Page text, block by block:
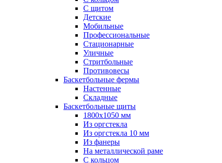
С щитом
Детские
Мобильные
Профессиональные
Стационарные
Уличные
Стритбольные
Противовесы
Баскетбольные фермы
Настенные
Складные
Баскетбольные щиты
1800х1050 мм
Из оргстекла
Из оргстекла 10 мм
Из фанеры
На металлической раме
С кольцом